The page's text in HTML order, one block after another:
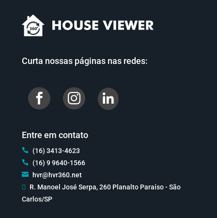
Curta nossas páginas nas redes:
 
Entre em contato
 (16) 3413-4623
 (16) 9 9640-1566
 hvr@hvr360.net

R. Manoel José Serpa, 260 Planalto Paraíso - São
Carlos/SP